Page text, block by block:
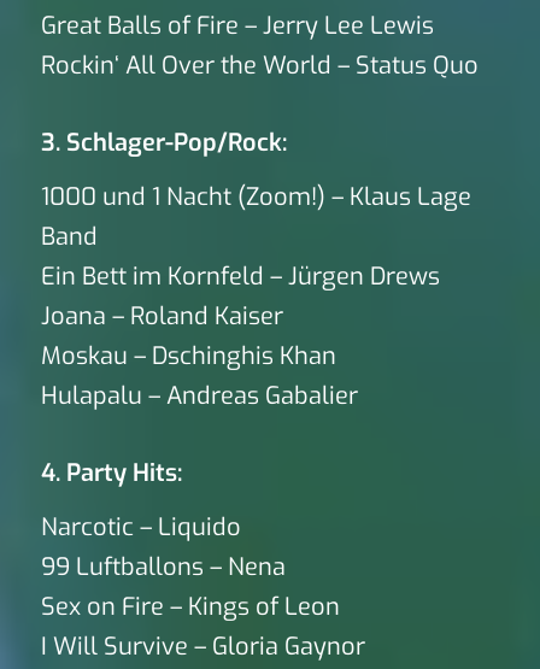
Great Balls of Fire – Jerry Lee Lewis
Rockin‘ All Over the World – Status Quo
3. Schlager-Pop/Rock:
1000 und 1 Nacht (Zoom!) – Klaus Lage
Band
Ein Bett im Kornfeld – Jürgen Drews
Joana – Roland Kaiser
Moskau – Dschinghis Khan
Hulapalu – Andreas Gabalier
4. Party Hits:
Narcotic – Liquido
99 Luftballons – Nena
Sex on Fire – Kings of Leon
I Will Survive – Gloria Gaynor